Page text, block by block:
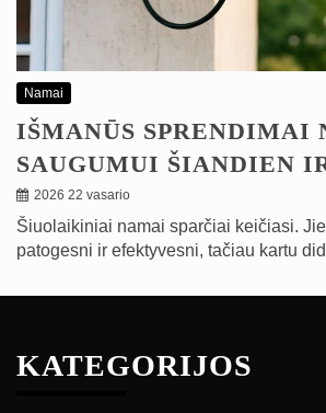
Namai
IŠMANŪS SPRENDIMAI
SAUGUMUI ŠIANDIEN
2026 22 vasario
Šiuolaikiniai namai sparčiai keičiasi.
patogesni ir efektyvesni, tačiau kartu
KATEGORIJOS